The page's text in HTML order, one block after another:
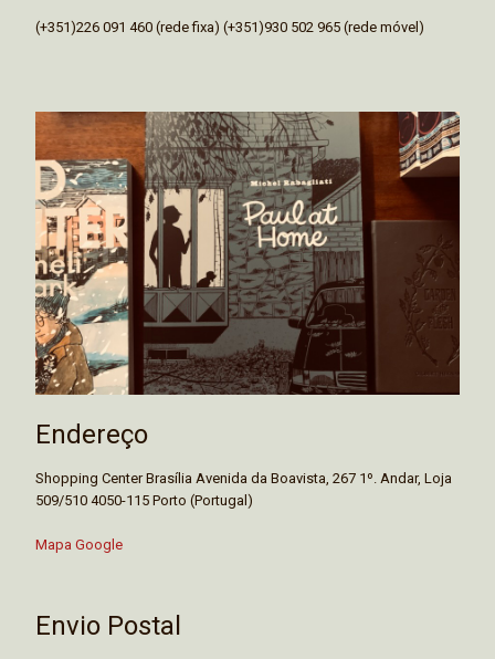
(+351)226 091 460 (rede fixa) (+351)930 502 965 (rede móvel)
Endereço
Shopping Center Brasília Avenida da Boavista, 267 1º. Andar, Loja
509/510 4050-115 Porto (Portugal)
Mapa Google
Envio Postal